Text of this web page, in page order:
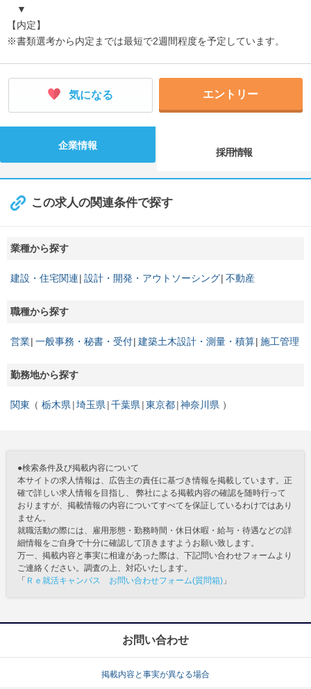
▼
【内定】
※書類選考から内定までは最短で2週間程度を予定しています。
気になる エントリー
企業情報
採用情報
この求人の関連条件で探す
業種から探す
建設・住宅関連 設計・開発・アウトソーシング 不動産
職種から探す
営業 一般事務・秘書・受付 建築土木設計・測量・積算 施工管理
勤務地から探す
関東 栃木県 埼玉県 千葉県 東京都 神奈川県
●検索条件及び掲載内容について
本サイトの求人情報は、広告主の責任に基づき情報を掲載しています。正
確で詳しい求人情報を目指し、 弊社による掲載内容の確認を随時行って
おりますが、掲載情報の内容についてすべてを保証しているわけではあり
ません。
就職活動の際には、雇用形態・勤務時間・休日休暇・給与・待遇などの詳
細情報をご自身で十分に確認して頂きますようお願い致します。
万一、掲載内容と事実に相違があった際は、下記問い合わせフォームより
ご連絡ください。調査の上、対応いたします。
「 Ｒｅ就活キャンパス お問い合わせフォーム(質問箱) 」
お問い合わせ
掲載内容と事実が異なる場合